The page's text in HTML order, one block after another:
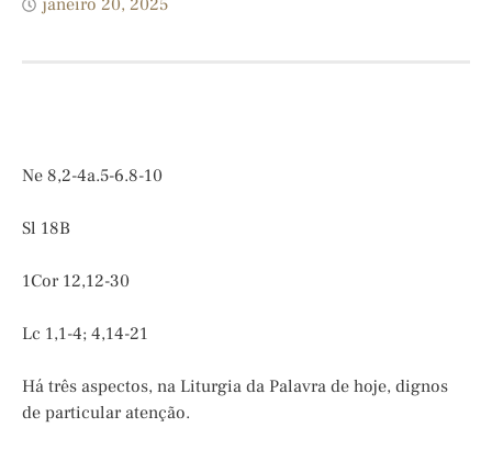
janeiro 20, 2025
Ne 8,2-4a.5-6.8-10
Sl 18B
1Cor 12,12-30
Lc 1,1-4; 4,14-21
Há três aspectos, na Liturgia da Palavra de hoje, dignos
de particular atenção.